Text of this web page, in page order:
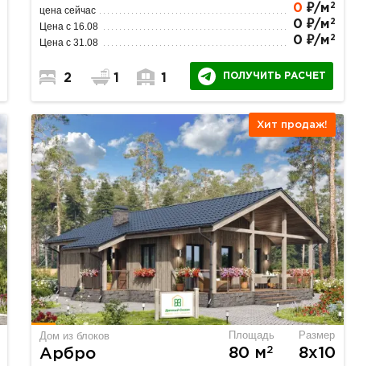
цена сейчас 0 ₽/м 2
Цена с 16.08 0 ₽/м 2
Цена с 31.08 0 ₽/м 2
2 1 1 ПОЛУЧИТЬ РАСЧЕТ
Хит продаж!
Дом из блоков
Арбро
Площадь
80 м2
Размер
8х10